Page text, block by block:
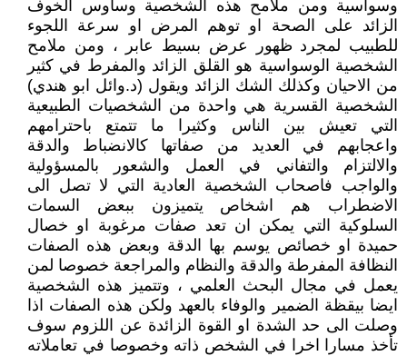
وسواسية ومن ملامح هذه الشخصية وساوس الخوف
الزائد على الصحة او توهم المرض او سرعة اللجوء
للطبيب لمجرد ظهور عرض بسيط عابر ، ومن ملامح
الشخصية الوسواسية هو القلق الزائد والمفرط في كثير
من الاحيان وكذلك الشك الزائد ويقول (د.وائل ابو هندي)
الشخصية القسرية هي واحدة من الشخصيات الطبيعية
التي تعيش بين الناس وكثيرا ما تتمتع باحترامهم
واعجابهم في العديد من صفاتها كالانضباط والدقة
والالتزام والتفاني في العمل والشعور بالمسؤولية
والواجب فاصحاب الشخصية العادية التي لا تصل الى
الاضطراب هم اشخاص يتميزون ببعض السمات
السلوكية التي يمكن ان تعد صفات مرغوبة او خصال
حميدة او خصائص يوسم بها الدقة وبعض هذه الصفات
النظافة المفرطة والدقة والنظام والمراجعة خصوصا لمن
يعمل في مجال البحث العلمي ، وتتميز هذه الشخصية
ايضا بيقظة الضمير والوفاء بالعهد ولكن هذه الصفات اذا
وصلت الى حد الشدة او القوة الزائدة عن اللزوم سوف
تأخذ مسارا اخرا في الشخص ذاته وخصوصا في تعاملاته